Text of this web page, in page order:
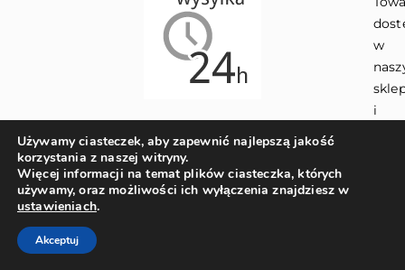
w
i
Używamy ciasteczek, aby zapewnić najlepszą jakość
korzystania z naszej witryny.
Więcej informacji na temat plików ciasteczka, których
używamy, oraz możliwości ich wyłączenia znajdziesz w
ustawieniach.
Akceptuj